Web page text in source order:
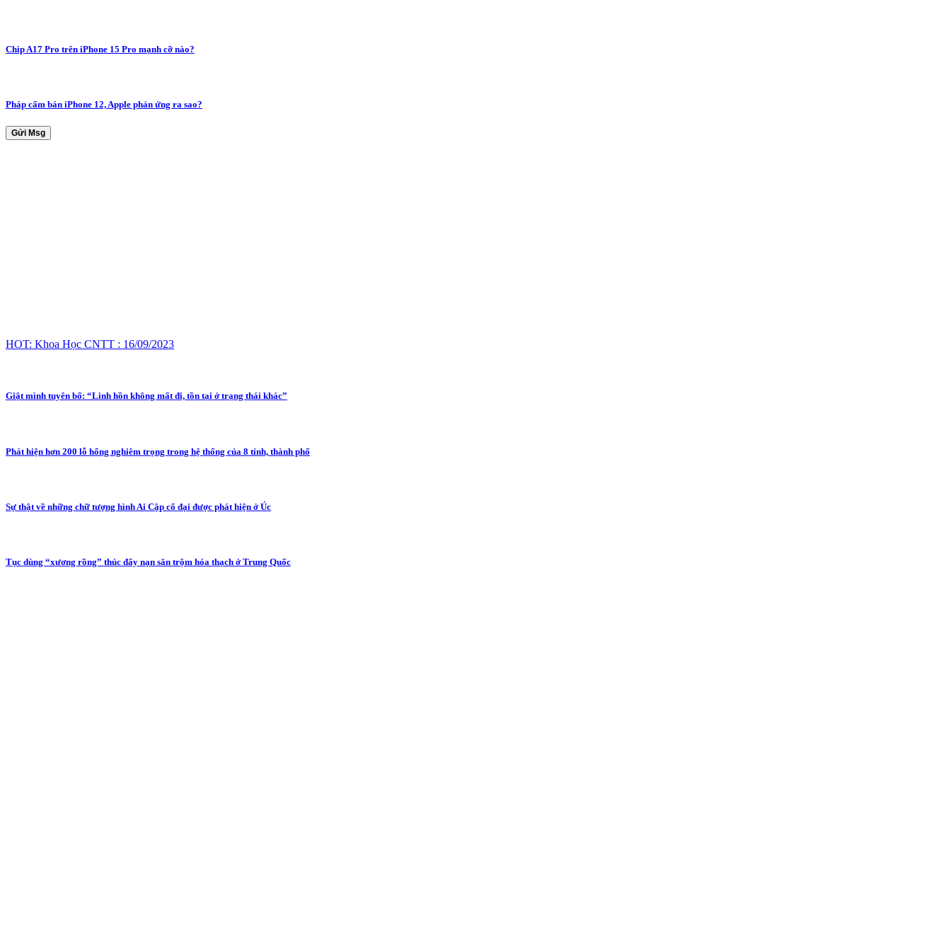
Chip A17 Pro trên iPhone 15 Pro mạnh cỡ nào?
Pháp cấm bán iPhone 12, Apple phản ứng ra sao?
Gửi Msg
HOT: Khoa Học CNTT : 16/09/2023
Giật mình tuyên bố: “Linh hồn không mất đi, tồn tại ở trạng thái khác”
Phát hiện hơn 200 lỗ hổng nghiêm trọng trong hệ thống của 8 tỉnh, thành phố
Sự thật về những chữ tượng hình Ai Cập cổ đại được phát hiện ở Úc
Tục dùng “xương rồng” thúc đẩy nạn săn trộm hóa thạch ở Trung Quốc